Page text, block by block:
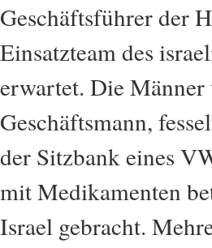
Geschäftsführer der
Einsatzteam des
erwartet. Die
Geschäftsmann,
der Sitzbank eines
mit Medikamenten
Israel gebracht.